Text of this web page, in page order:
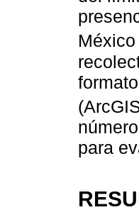
México
para